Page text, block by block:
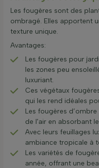
Les fougères sont des
ombragé. Elles apportent
texture unique.
Avantages:
Les fougères pour
les zones peu
luxuriant.
Ces végétaux
qui les rend idéales
Les fougères
de l'air en absorbant
Avec leurs feuillages
ambiance tropicale à
Les variétés de
année, offrant une